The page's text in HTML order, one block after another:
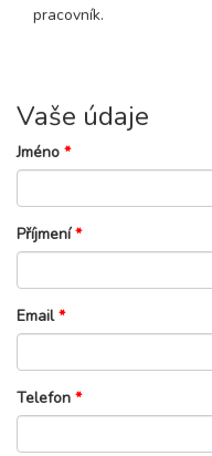
pracovník.
Vaše údaje
Jméno *
Příjmení*
Email*
Telefon *